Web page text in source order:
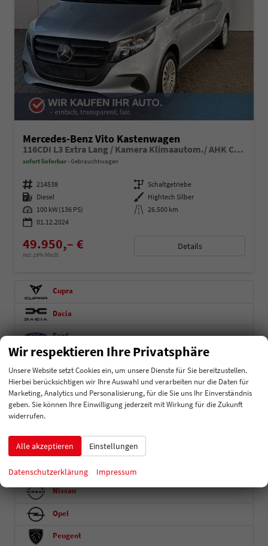
Mercedes-Benz Vito Kastenwagen
116CDI L3 Extra Lang / Kamera Klimaautom./ AHK Carplay Allwetter
sofort lieferbar Gebrauchtwagen
Fahrzeugnummer 214538 Getriebe Schaltgetriebe
Kraftstoff Diesel Außenfarbe Hightech Silber
Leistung 100 kW (136 PS) Kilometerstand 26.500 km
01.12.2024
49.950,– €
incl. 19% MwSt.
Details
Cupra
Dacia
Ford
Hyundai
Kia
Mercedes-Benz
Vito Kastenwagen
MG
Nissan
Opel
Peugeot
Wir respektieren Ihre Privatsphäre
Unsere Website setzt Cookies ein, um unsere Dienste für Sie bereitzustellen.
Hierbei berücksichtigen wir Ihre Auswahl und verarbeiten nur die Daten für
Marketing, Analytics und Personalisierung, für die Sie uns Ihr Einverständnis
geben. Sie können Ihre Einwilligung jederzeit mit Wirkung für die Zukunft
widerrufen.
Alle akzeptieren Einstellungen
Datenschutzerklärung Impressum